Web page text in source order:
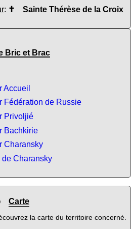
: ✝ Sainte Thérèse de la Croix
Bric et Brac
Accueil
Fédération de Russie
Privoljié
Bachkirie
Charansky
de Charansky
Carte
la carte du territoire concerné.